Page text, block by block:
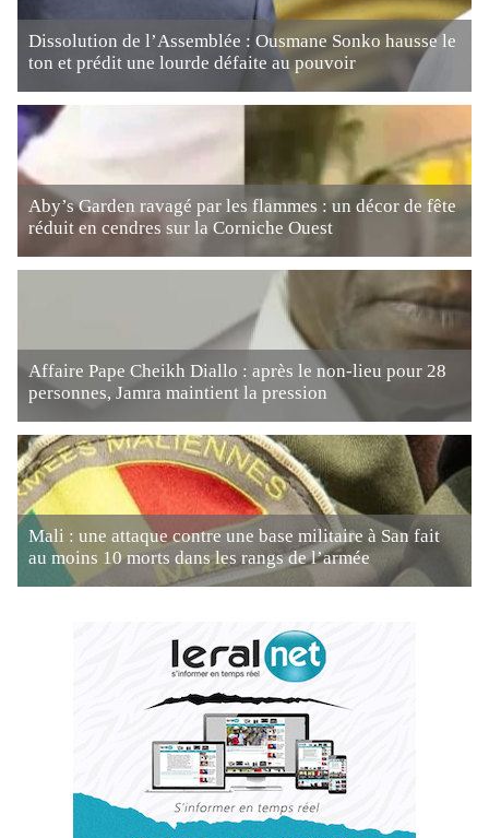
Dissolution de l’Assemblée : Ousmane Sonko hausse le
ton et prédit une lourde défaite au pouvoir
Aby’s Garden ravagé par les flammes : un décor de fête
réduit en cendres sur la Corniche Ouest
Affaire Pape Cheikh Diallo : après le non-lieu pour 28
personnes, Jamra maintient la pression
Mali : une attaque contre une base militaire à San fait
au moins 10 morts dans les rangs de l’armée